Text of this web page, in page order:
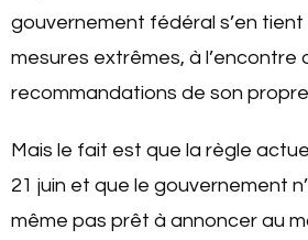
gouvernement fédéral s’en
mesures extrêmes, à l’encontre
recommandations de son
Mais le fait est que la règle
21 juin et que le gouvernement
même pas prêt à annoncer au